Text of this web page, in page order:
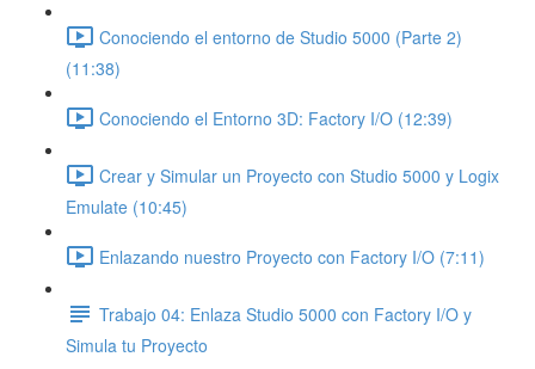
Conociendo el entorno de Studio 5000 (Parte 2)
(11:38)
Conociendo el Entorno 3D: Factory I/O (12:39)
Crear y Simular un Proyecto con Studio 5000 y Logix
Emulate (10:45)
Enlazando nuestro Proyecto con Factory I/O (7:11)
Trabajo 04: Enlaza Studio 5000 con Factory I/O y
Simula tu Proyecto